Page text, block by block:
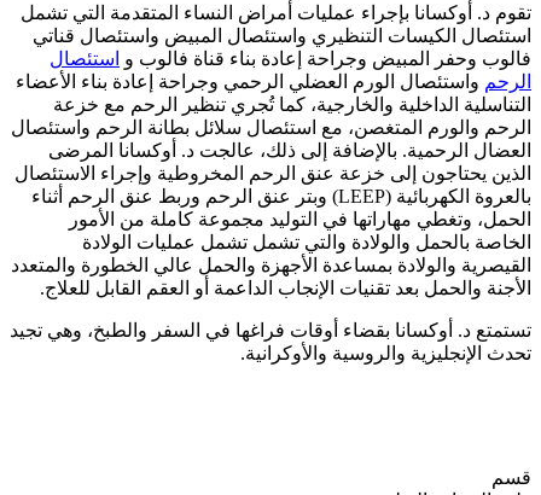
تقوم د. أوكسانا بإجراء عمليات أمراض النساء المتقدمة التي تشمل
استئصال الكيسات التنظيري واستئصال المبيض واستئصال قناتي
فالوب وحفر المبيض وجراحة إعادة بناء قناة فالوب و استئصال
الرحم واستئصال الورم العضلي الرحمي وجراحة إعادة بناء الأعضاء
التناسلية الداخلية والخارجية، كما تُجري تنظير الرحم مع خزعة
الرحم والورم المتغصن، مع استئصال سلائل بطانة الرحم واستئصال
العضال الرحمية. بالإضافة إلى ذلك، عالجت د. أوكسانا المرضى
الذين يحتاجون إلى خزعة عنق الرحم المخروطية وإجراء الاستئصال
بالعروة الكهربائية (LEEP) وبتر عنق الرحم وربط عنق الرحم أثناء
الحمل، وتغطي مهاراتها في التوليد مجموعة كاملة من الأمور
الخاصة بالحمل والولادة والتي تشمل تشمل عمليات الولادة
القيصرية والولادة بمساعدة الأجهزة والحمل عالي الخطورة والمتعدد
الأجنة والحمل بعد تقنيات الإنجاب الداعمة أو العقم القابل للعلاج.
تستمتع د. أوكسانا بقضاء أوقات فراغها في السفر والطبخ، وهي تجيد
تحدث الإنجليزية والروسية والأوكرانية.
قسم